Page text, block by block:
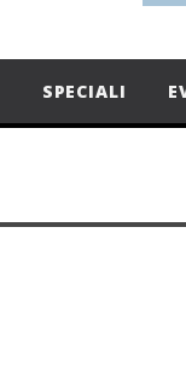
SPECIALI